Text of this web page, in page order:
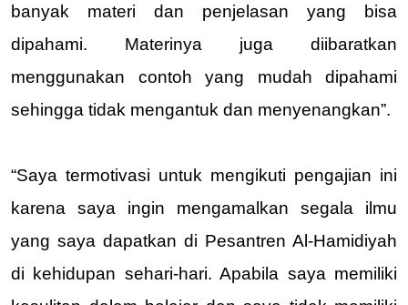
banyak materi dan penjelasan yang bisa
dipahami. Materinya juga diibaratkan
menggunakan contoh yang mudah dipahami
sehingga tidak mengantuk dan menyenangkan”.
“Saya termotivasi untuk mengikuti pengajian ini
karena saya ingin mengamalkan segala ilmu
yang saya dapatkan di Pesantren Al-Hamidiyah
di kehidupan sehari-hari. Apabila saya memiliki